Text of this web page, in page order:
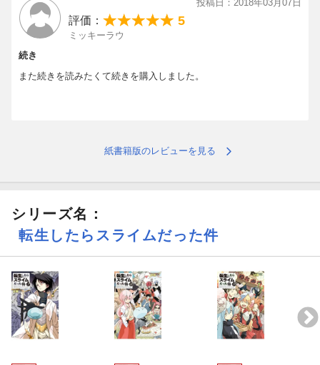
投稿日：2018年03月07日
評価： 5
ミッキーラウ
続き
また続きを読みたくて続きを購入しました。
紙書籍版のレビューを見る
シリーズ名：
転生したらスライムだった件